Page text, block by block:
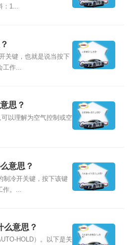
：1...
关键，也就是说当按下
工作...
思？
以理解为空气控制或空
意思？
制冷开关键，按下该键
。...
么意思？
HOLD）。以下是关